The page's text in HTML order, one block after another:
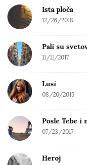
Ista ploča
12/26/2018
Pali su
11/11/2017
Lusi
08/20/2015
Posle Tebe i
07/23/2017
Heroj